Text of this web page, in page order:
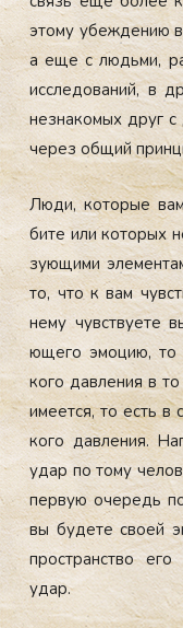
это­му убеж­де­нию
а еще с людь­ми,
ис­сле­дова­ний, в
нез­на­комых друг
че­рез об­щий
Лю­ди, ко­торые
бите или ко­торых
зу­ющи­ми
то, что к вам
не­му чувс­тву­ете
юще­го эмо­цию, то
ко­го дав­ле­ния в
име­ет­ся, то есть в
ко­го дав­ле­ния.
удар по то­му
пер­вую оче­редь
вы бу­дете сво­ей
прос­транс­тво
удар.